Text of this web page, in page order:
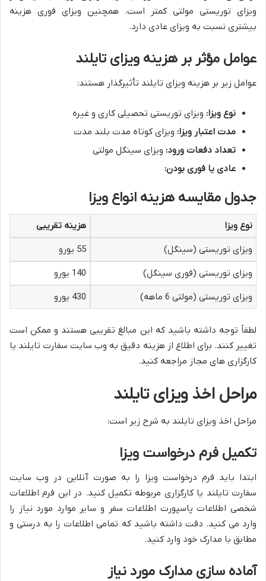
ویزای توریستی مولتی کمتر است. همچنین ویزای فوری هزینه
بیشتری نسبت به ویزای عادی دارد.
عوامل مؤثر بر هزینه ویزای تایلند
عوامل زیر بر هزینه ویزای تایلند تأثیرگذار هستند:
نوع ویزا: ویزای توریستی تحصیلی کاری و غیره
مدت اعتبار ویزا: ویزای کوتاه مدت بلند مدت
تعداد دفعات ورود: ویزای سینگل مولتی
عادی یا فوری بودن:
جدول مقایسه هزینه انواع ویزا
نوع ویزا
هزینه تقریبی
ویزای توریستی (سینگل)
55 یورو
ویزای توریستی (فوری سینگل)
140 یورو
ویزای توریستی (مولتی 6 ماهه)
430 یورو
لطفاً توجه داشته باشید که این مبالغ تقریبی هستند و ممکن است
تغییر کنند. برای اطلاع از هزینه دقیق به وب سایت سفارت تایلند یا
کارگزاری های مجاز مراجعه کنید.
مراحل اخذ ویزای تایلند
مراحل اخذ ویزای تایلند به شرح زیر است:
تکمیل فرم درخواست ویزا
ابتدا باید فرم درخواست ویزا را به صورت آنلاین در وب سایت
سفارت تایلند یا کارگزاری مربوطه تکمیل کنید. در این فرم اطلاعات
شخصی اطلاعات پاسپورت اطلاعات سفر و سایر موارد مورد نیاز را
وارد می کنید. دقت داشته باشید که تمامی اطلاعات را به درستی و
مطابق با مدارک خود وارد کنید.
آماده سازی مدارک مورد نیاز